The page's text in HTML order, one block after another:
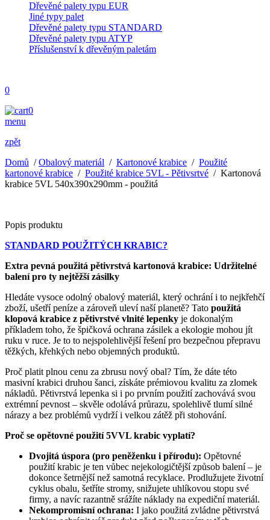
Dřevěné palety typu EUR
Jiné typy palet
Dřevěné palety typu STANDARD
Dřevěné palety typu ATYP
Příslušenství k dřevěným paletám
0
0
menu
zpět
Domů /Obalový materiál / Kartonové krabice / Použité
kartonové krabice / Použité krabice 5VL - Pětivsrtvé / Kartonová
krabice 5VL 540x390x290mm - použitá
Popis produktu
STANDARD POUŽITÝCH KRABIC?
Extra pevná použitá pětivrstvá kartonová krabice: Udržitelné
balení pro ty nejtěžší zásilky
Hledáte vysoce odolný obalový materiál, který ochrání i to nejkřehčí
zboží, ušetří peníze a zároveň uleví naší planetě? Tato použitá
klopová krabice z pětivrstvé vlnité lepenky je dokonalým
příkladem toho, že špičková ochrana zásilek a ekologie mohou jít
ruku v ruce. Je to to nejspolehlivější řešení pro bezpečnou přepravu
těžkých, křehkých nebo objemných produktů.
Proč platit plnou cenu za zbrusu nový obal? Tím, že dáte této
masivní krabici druhou šanci, získáte prémiovou kvalitu za zlomek
nákladů. Pětivrstvá lepenka si i po prvním použití zachovává svou
extrémní pevnost – skvěle odolává průrazu, spolehlivě tlumí silné
nárazy a bez problémů vydrží i velkou zátěž při stohování.
Proč se opětovné použití 5VVL krabic vyplatí?
Dvojitá úspora (pro peněženku i přírodu): Opětovné
použití krabic je ten vůbec nejekologičtější způsob balení – je
dokonce šetrnější než samotná recyklace. Prodlužujete životní
cyklus obalu, šetříte stromy, snižujete uhlíkovou stopu své
firmy, a navíc razantně srážíte náklady na expediční materiál.
Nekompromisní ochrana: I jako použitá zvládne pětivrstvá